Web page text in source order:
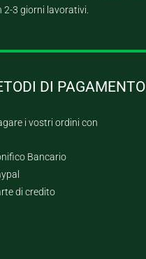
2-3 giorni lavorativi.
DI PAGAMENTO
i vostri ordini con
Bancario
di credito